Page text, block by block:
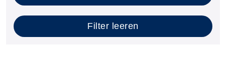
Filter leeren